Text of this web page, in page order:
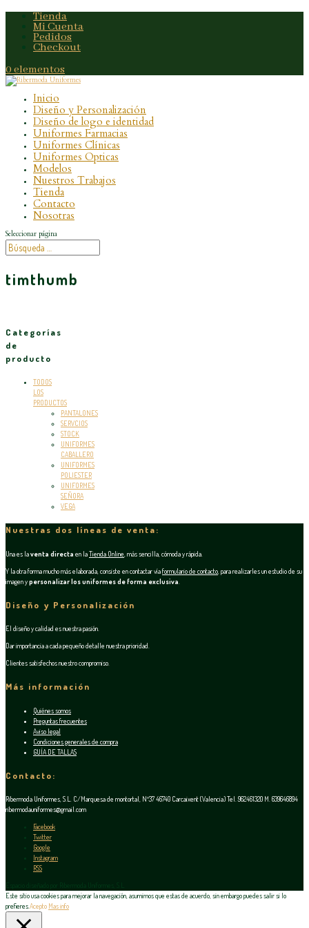
Tienda
Mi Cuenta
Pedidos
Checkout
0 elementos
Inicio
Diseño y Personalización
Diseño de logo e identidad
Uniformes Farmacias
Uniformes Clínicas
Uniformes Opticas
Modelos
Nuestros Trabajos
Tienda
Contacto
Nosotras
Seleccionar página
timthumb
Categorías
de
producto
TODOS
LOS
PRODUCTOS
PANTALONES
SERVCIOS
STOCK
UNIFORMES
CABALLERO
UNIFORMES
POLIESTER
UNIFORMES
SEÑORA
VEGA
Nuestras dos líneas de venta:
Una es laventa directa en laTienda Online , más sencilla, cómoda y rápida.
Y la otra forma mucho más elaborada, consiste en contactar víaformulario de contacto , para realizarles un estudio de su
imagen ypersonalizar los uniformes de forma exclusiva
Diseño y Personalización
El diseño y calidad es nuestra pasión.
Dar importancia a cada pequeño detalle nuestra prioridad.
Clientes satisfechos nuestro compromiso.
Más información
Quiénes somos
Preguntas frecuentes
Aviso legal
Condiciones generales de compra
GUÍA DE TALLAS
Contacto:
Ribermoda Uniformes, S.L. C/Marquesa de montortal, Nº37 46740 Carcaixent (Valencia) Tel. 962461320 M. 639646894
ribermodauniformes@gmail.com
Facebook
Twitter
Google
Instagram
RSS
Este sitio usa cookies para mejorar la navegación, asumimos que estas de acuerdo, sin embargo puedes salir si lo
prefieres.Acepto Mas info